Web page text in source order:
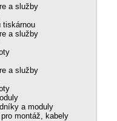
a služby
tiskárnou
a služby
a služby
a moduly
montáž, kabely